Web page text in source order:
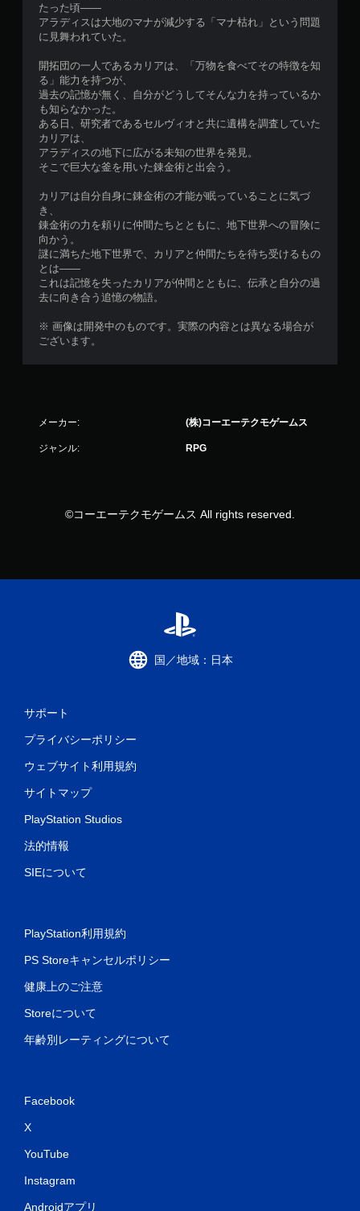
たった頃――
アラディスは大地のマナが減少する「マナ枯れ」という問題
に見舞われていた。
開拓団の一人であるカリアは、「万物を食べてその特徴を知
る」能力を持つが、
過去の記憶が無く、自分がどうしてそんな力を持っているか
も知らなかった。
ある日、研究者であるセルヴィオと共に遺構を調査していた
カリアは、
アラディスの地下に広がる未知の世界を発見。
そこで巨大な釜を用いた錬金術と出会う。
カリアは自分自身に錬金術の才能が眠っていることに気づ
き、
錬金術の力を頼りに仲間たちとともに、地下世界への冒険に
向かう。
謎に満ちた地下世界で、カリアと仲間たちを待ち受けるもの
とは――
これは記憶を失ったカリアが仲間とともに、伝承と自分の過
去に向き合う追憶の物語。
※ 画像は開発中のものです。実際の内容とは異なる場合が
ございます。
メーカー: (株)コーエーテクモゲームス
ジャンル: RPG
©コーエーテクモゲームス All rights reserved.
国／地域：日本
サポート
プライバシーポリシー
ウェブサイト利用規約
サイトマップ
PlayStation Studios
法的情報
SIEについて
PlayStation利用規約
PS Storeキャンセルポリシー
健康上のご注意
Storeについて
年齢別レーティングについて
Facebook
X
YouTube
Instagram
Androidアプリ